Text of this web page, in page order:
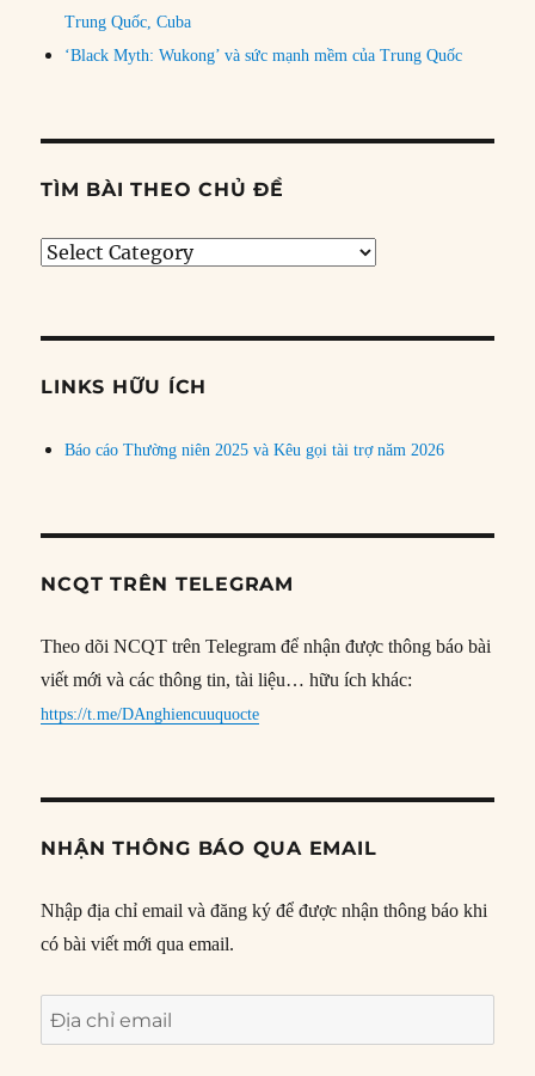
Trung Quốc, Cuba
‘Black Myth: Wukong’ và sức mạnh mềm của Trung Quốc
TÌM BÀI THEO CHỦ ĐỀ
Tìm
đề
LINKS HỮU ÍCH
Báo cáo Thường niên 2025 và Kêu gọi tài trợ năm 2026
NCQT TRÊN TELEGRAM
Theo dõi NCQT trên Telegram để nhận được thông báo bài
viết mới và các thông tin, tài liệu… hữu ích khác:
https://t.me/DAnghiencuuquocte
NHẬN THÔNG BÁO QUA EMAIL
Nhập địa chỉ email và đăng ký để được nhận thông báo khi
có bài viết mới qua email.
Địa
chỉ